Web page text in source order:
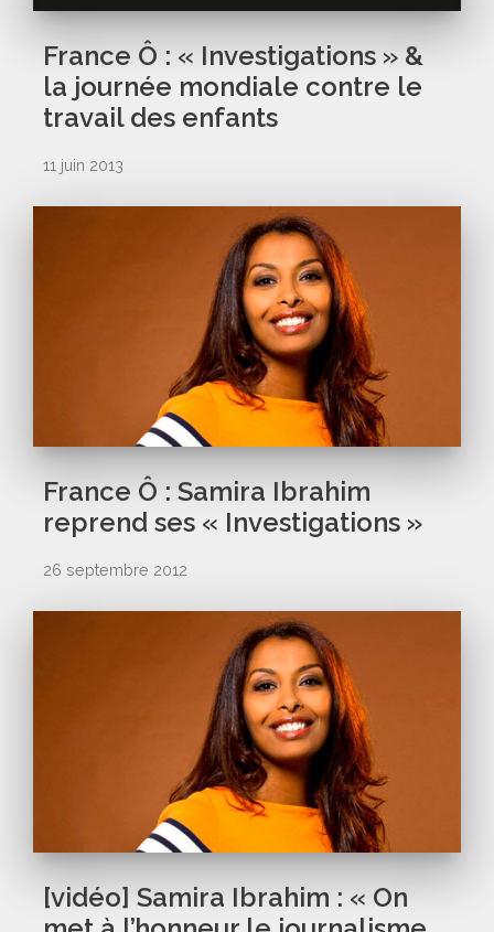
France Ô : « Investigations » &
la journée mondiale contre le
travail des enfants
11 juin 2013
France Ô : Samira Ibrahim
reprend ses « Investigations »
26 septembre 2012
[vidéo] Samira Ibrahim : « On